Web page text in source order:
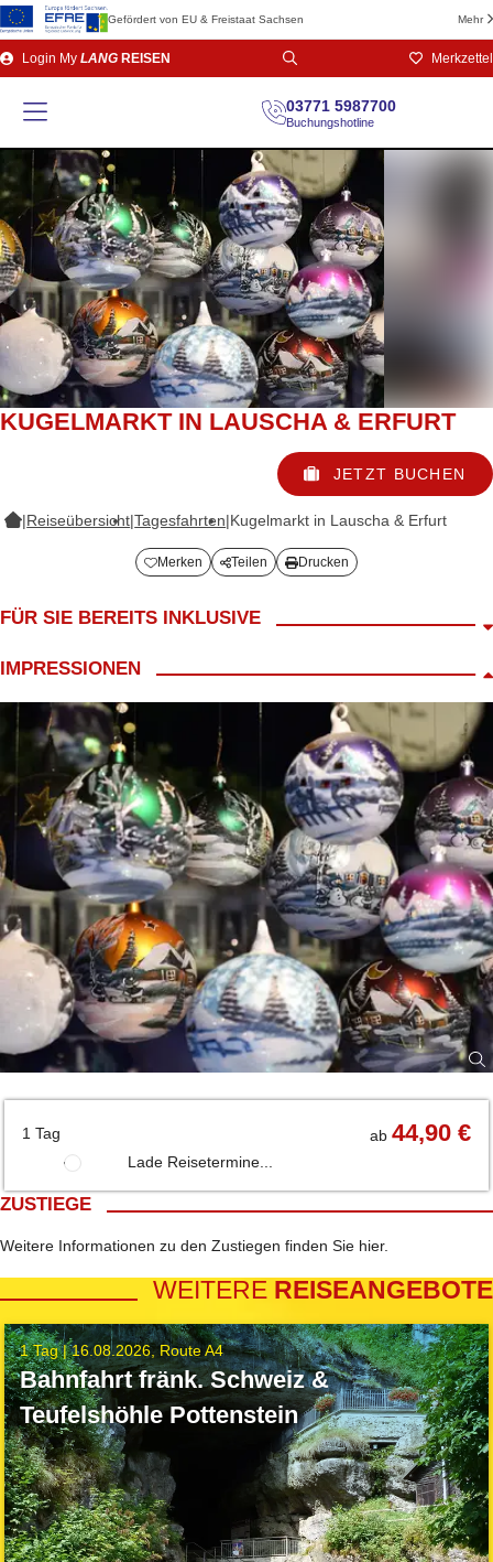
Gefördert von EU & Freistaat Sachsen Mehr
Direkt
zum
Login My LANG REISEN Merkzettel
03771 5987700
Buchungshotline
KUGELMARKT IN LAUSCHA & ERFURT
JETZT BUCHEN
|Reiseübersicht|Tagesfahrten|Kugelmarkt in Lauscha & Erfurt
Merken Teilen Drucken
FÜR SIE BEREITS INKLUSIVE
Begrüßungskaffee
LANG Reiseleiter
ca. 2h Freizeit in Lauscha
ca. 2h Freizeit in Erfurt
IMPRESSIONEN
1 Tag ab44,90 €
Lade Reisetermine...
ZUSTIEGE
Weitere Informationen zu den Zustiegen finden Sie hier.
WEITERE REISEANGEBOTE
1 Tag |16.08.2026 Route A4
Bahnfahrt fränk. Schweiz &
Teufelshöhle Pottenstein